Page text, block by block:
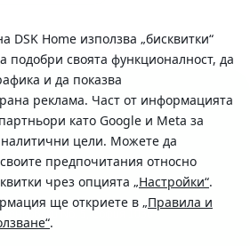
DSK Home използва „бисквитки“
подобри своята функционалност, да
и да показва
реклама. Част от информацията
като Google и Meta за
цели. Можете да
предпочитания относно
чрез опцията „Настройки“.
ще откриете в „Правила и
.
Бенковски No. 5, София 1036